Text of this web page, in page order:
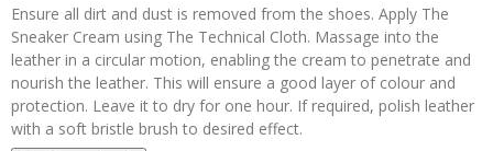
Ensure all dirt and dust is removed from the shoes. Apply The
Sneaker Cream using The Technical Cloth. Massage into the
leather in a circular motion, enabling the cream to penetrate and
nourish the leather. This will ensure a good layer of colour and
protection. Leave it to dry for one hour. If required, polish leather
with a soft bristle brush to desired effect.